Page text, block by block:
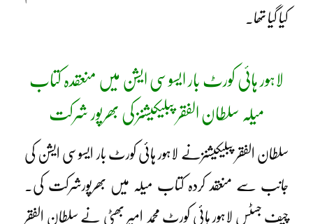
کیا گیا تھا۔
لاہور ہائی کورٹ بار ایسوسی ایشن میں منعقدہ کتاب
میلہ سلطان الفقر پبلیکیشنز کی بھرپور شرکت
سلطان الفقر پبلیکیشنزنے لاہور ہائی کورٹ بار ایسوسی ایشن کی
جانب سے منعقد کردہ کتاب میلہ میں بھرپورشرکت کی۔
چیف جسٹس لاہور ہائی کورٹ محمد امیر بھٹی نے سلطان الفقر